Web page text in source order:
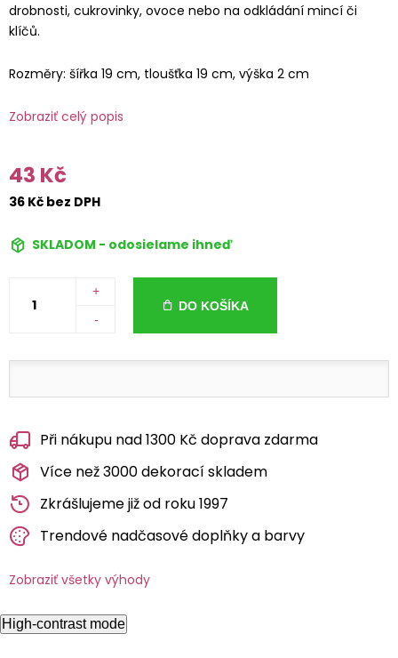
drobnosti, cukrovinky, ovoce nebo na odkládání mincí či
klíčů.
Rozměry: šířka 19 cm, tloušťka 19 cm, výška 2 cm
Zobraziť celý popis
43 Kč
36 Kč bez DPH
SKLADOM - odosielame ihneď
+
-
DO KOŠÍKA
Při nákupu nad 1300 Kč doprava zdarma
Více než 3000 dekorací skladem
Zkrášlujeme již od roku 1997
Trendové nadčasové doplňky a barvy
Zobraziť všetky výhody
High-contrast mode